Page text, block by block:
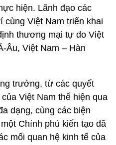
hiện. Lãnh đạo các
cùng Việt Nam triển khai
thương mại tự do Việt
Âu, Việt Nam – Hàn
trưởng, từ các quyết
Việt Nam thể hiện qua
dạng, cùng các biện
Chính phủ kiến tạo đã
mối quan hệ kinh tế của